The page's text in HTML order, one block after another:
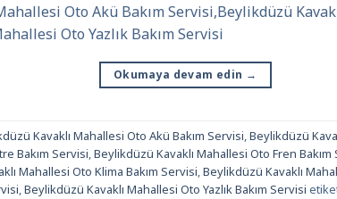
Oto Akü Bakım Servisi,Beylikdüzü
Oto Yazlık Bakım Servisi
Okumaya devam edin →
Kavaklı Mahallesi Oto Akü Bakım Servisi,Beylikdüzü
Bakım Servisi,Beylikdüzü Kavaklı Mahallesi Oto Fren Bakım
Mahallesi Oto Klima Bakım Servisi,Beylikdüzü Kavaklı
,Beylikdüzü Kavaklı Mahallesi Oto Yazlık Bakım Servisi